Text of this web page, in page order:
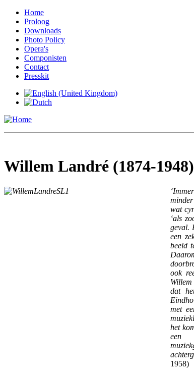
Home
Proloog
Downloads
Photo Policy
Opera's
Componisten
Contact
Presskit
Willem Landré (1874-1948)
wat
‘als
geval.
een
beeld
ook
dat
met
het
een
1958)